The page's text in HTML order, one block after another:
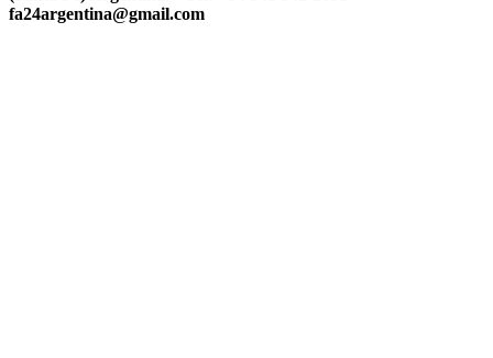
fa24argentina@gmail.com